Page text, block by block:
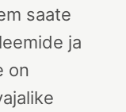
saate
ja
on